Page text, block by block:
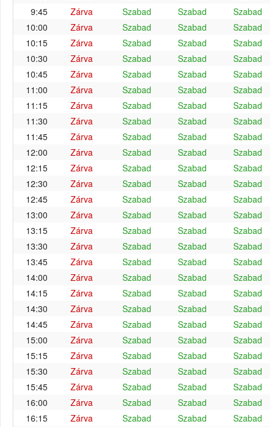
9:45
Zárva Szabad Szabad
Szabad
10:00
Zárva Szabad Szabad
Szabad
10:15
Zárva Szabad Szabad
Szabad
10:30
Zárva Szabad Szabad
Szabad
10:45
Zárva Szabad Szabad
Szabad
11:00
Zárva Szabad Szabad
Szabad
11:15
Zárva Szabad Szabad
Szabad
11:30
Zárva Szabad Szabad
Szabad
11:45
Zárva Szabad Szabad
Szabad
12:00
Zárva Szabad Szabad
Szabad
12:15
Zárva Szabad Szabad
Szabad
12:30
Zárva Szabad Szabad
Szabad
12:45
Zárva Szabad Szabad
Szabad
13:00
Zárva Szabad Szabad
Szabad
13:15
Zárva Szabad Szabad
Szabad
13:30
Zárva Szabad Szabad
Szabad
13:45
Zárva Szabad Szabad
Szabad
14:00
Zárva Szabad Szabad
Szabad
14:15
Zárva Szabad Szabad
Szabad
14:30
Zárva Szabad Szabad
Szabad
14:45
Zárva Szabad Szabad
Szabad
15:00
Zárva Szabad Szabad
Szabad
15:15
Zárva Szabad Szabad
Szabad
15:30
Zárva Szabad Szabad
Szabad
15:45
Zárva Szabad Szabad
Szabad
16:00
Zárva Szabad Szabad
Szabad
16:15
Zárva Szabad Szabad Szabad